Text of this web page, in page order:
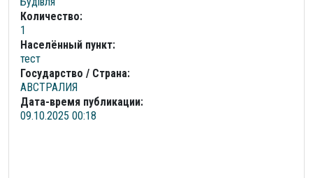
Количество:
1
Населённый пункт:
тест
Государство / Страна:
АВСТРАЛИЯ
Дата-время публикации:
09.10.2025 00:18